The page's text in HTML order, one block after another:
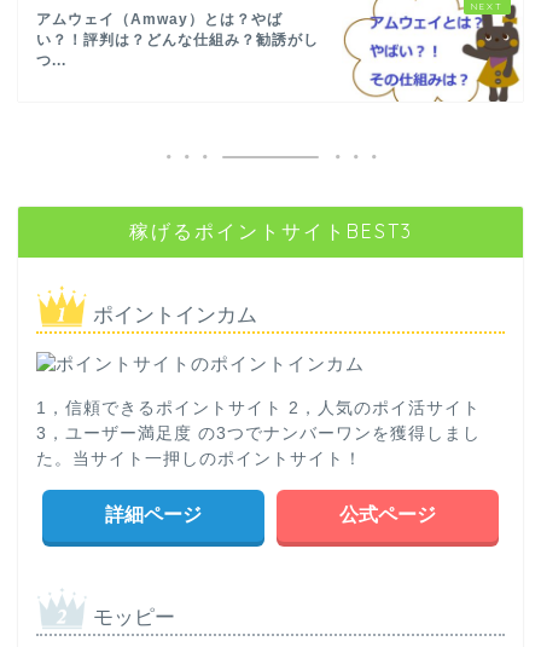
アムウェイ（Amway）とは？やば
い？！評判は？どんな仕組み？勧誘がし
つ...
稼げるポイントサイトBEST3
ポイントインカム
1，信頼できるポイントサイト 2，人気のポイ活サイト
3，ユーザー満足度 の3つでナンバーワンを獲得しまし
た。当サイト一押しのポイントサイト！
詳細ページ 公式ページ
モッピー